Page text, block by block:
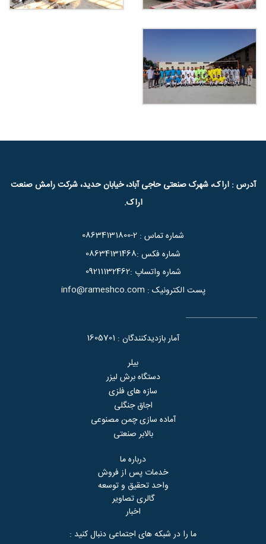
آدرس : اراک، شهرک صنعتی حاجی آباد، خیابان حدید، شرکت رامش صنعت
اراک.
شماره تماس : 08634131800-2
شماره فکس :08634131468
شماره واتساپ :09211132462
پست الکترونیک : info@rameshco.com
آمار بازدیدکنندگان : 1605701
بیلر
دستگاه برش لیزر
سازه های فلزی
اجاق جنگلی
آماده سازی چمن مصنوعی
بالابر صنعتی
درباره ما
خدمات پس از فروش
واحد تحقیق و توسعه
گالری تصاویر
اخبار
ما را در شبکه های اجتماعی دنبال کنید :